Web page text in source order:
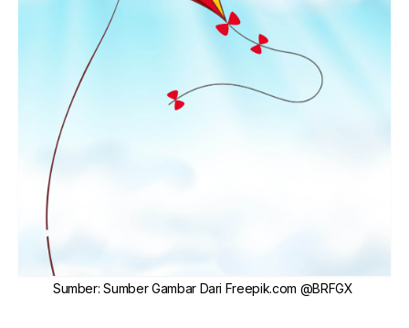
Sumber: Sumber Gambar Dari Freepik.com @BRFGX